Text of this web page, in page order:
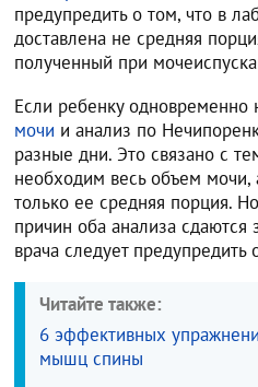
предупредить о том, что в
доставлена не средняя
полученный при
Если ребенку
мочи и анализ по
разные дни. Это связано с
необходим весь объем
только ее средняя порция.
причин оба анализа сдаются
врача следует предупредить
Читайте также:
6 эффективных
мышц спины